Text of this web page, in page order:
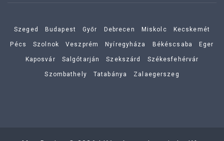
Szeged Budapest Győr Debrecen Miskolc Kecskemét
Pécs Szolnok Veszprém Nyíregyháza Békéscsaba Eger
Kaposvár Salgótarján Szekszárd Székesfehérvár
Szombathely Tatabánya Zalaegerszeg